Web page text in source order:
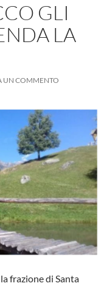
GLI
LA
UN COMMENTO
frazione di Santa